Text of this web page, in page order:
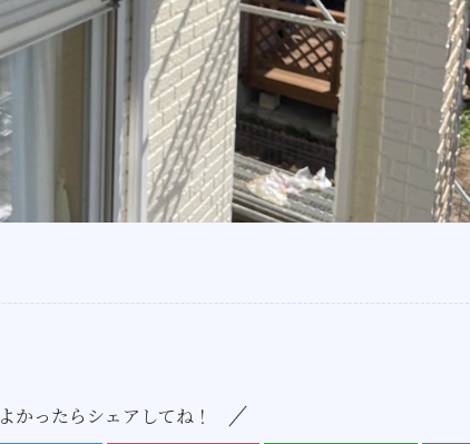
よかったらシェアしてね！